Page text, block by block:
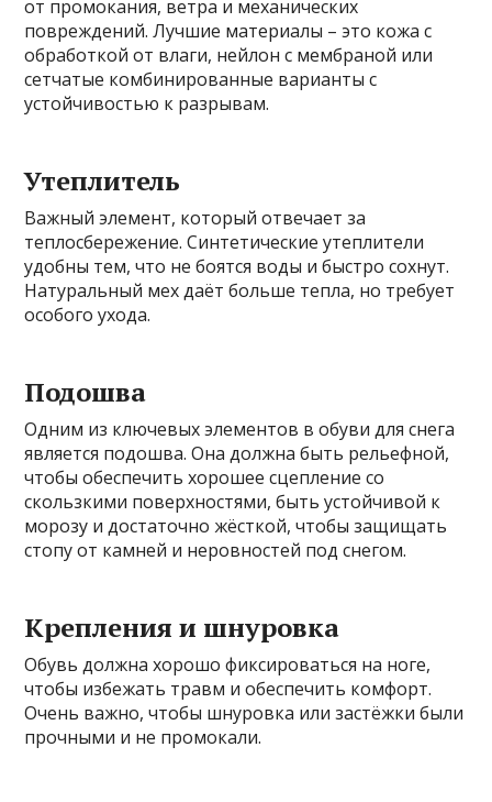
от промокания, ветра и механических
повреждений. Лучшие материалы – это кожа с
обработкой от влаги, нейлон с мембраной или
сетчатые комбинированные варианты с
устойчивостью к разрывам.
Утеплитель
Важный элемент, который отвечает за
теплосбережение. Синтетические утеплители
удобны тем, что не боятся воды и быстро сохнут.
Натуральный мех даёт больше тепла, но требует
особого ухода.
Подошва
Одним из ключевых элементов в обуви для снега
является подошва. Она должна быть рельефной,
чтобы обеспечить хорошее сцепление со
скользкими поверхностями, быть устойчивой к
морозу и достаточно жёсткой, чтобы защищать
стопу от камней и неровностей под снегом.
Крепления и шнуровка
Обувь должна хорошо фиксироваться на ноге,
чтобы избежать травм и обеспечить комфорт.
Очень важно, чтобы шнуровка или застёжки были
прочными и не промокали.